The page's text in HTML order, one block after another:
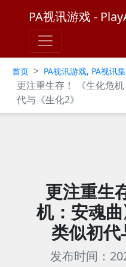
PA视讯游戏 -
首页 > PA视讯游戏, PA视讯
更注重生存！ 《生化危
代与《生化2》
更注重生
机：安魂
类似初代
发布时间：